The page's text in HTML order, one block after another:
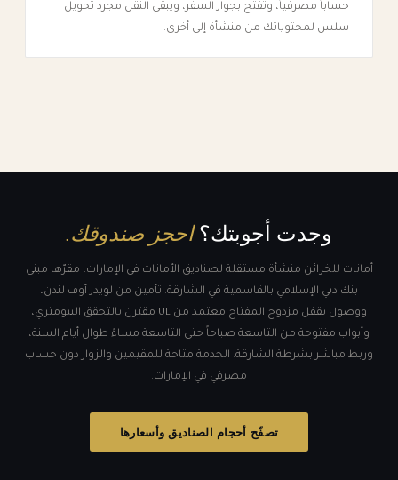
حساباً مصرفياً، وتُفتح بجواز السفر، ويبقى النقل مجرد تحويل
سلس لمحتوياتك من منشأة إلى أخرى.
وجدت أجوبتك؟احجز صندوقك.
أمانات للخزائن منشأة مستقلة لصناديق الأمانات في الإمارات، مقرّها مبنى
بنك دبي الإسلامي بالقاسمية في الشارقة. تأمين من لويدز أوف لندن،
ووصول بقفل مزدوج المفتاح معتمد من UL مقترن بالتحقق البيومتري،
وأبواب مفتوحة من التاسعة صباحاً حتى التاسعة مساءً طوال أيام السنة،
وربط مباشر بشرطة الشارقة. الخدمة متاحة للمقيمين والزوار دون حساب
مصرفي في الإمارات.
تصفّح أحجام الصناديق وأسعارها